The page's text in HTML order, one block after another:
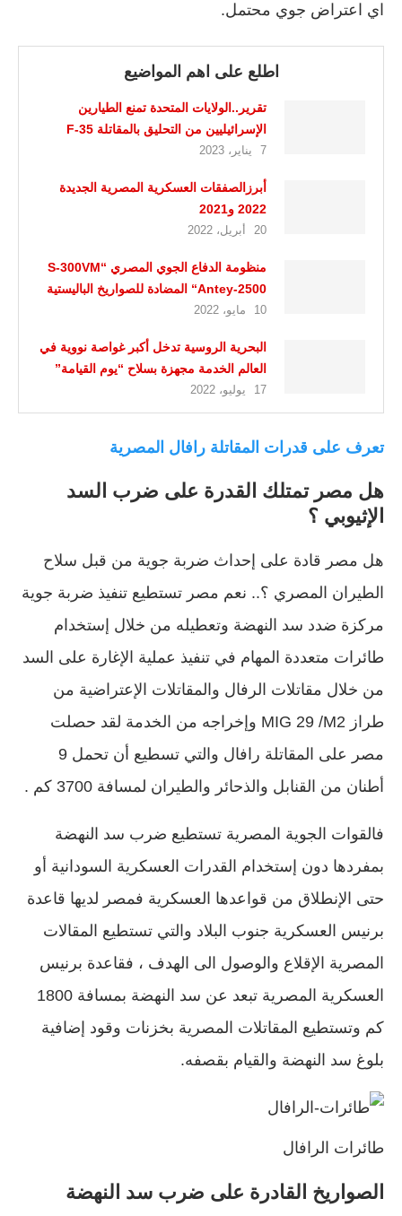
اي اعتراض جوي محتمل.
اطلع على اهم المواضيع
تقرير..الولايات المتحدة تمنع الطيارين
الإسرائيليين من التحليق بالمقاتلة F-35
7 يناير، 2023
أبرزالصفقات العسكرية المصرية الجديدة
2022 و2021
20 أبريل، 2022
منظومة الدفاع الجوي المصري “S-300VM
“Antey-2500 المضادة للصواريخ الباليستية
10 مايو، 2022
البحرية الروسية تدخل أكبر غواصة نووية في
العالم الخدمة مجهزة بسلاح “يوم القيامة”
17 يوليو، 2022
تعرف على قدرات المقاتلة رافال المصرية
هل مصر تمتلك القدرة على ضرب السد
الإثيوبي ؟
هل مصر قادة على إحداث ضربة جوية من قبل سلاح
الطيران المصري ؟.. نعم مصر تستطيع تنفيذ ضربة جوية
مركزة ضدد سد النهضة وتعطيله من خلال إستخدام
طائرات متعددة المهام في تنفيذ عملية الإغارة على السد
من خلال مقاتلات الرفال والمقاتلات الإعتراضية من
طراز MIG 29 /M2 وإخراجه من الخدمة لقد حصلت
مصر على المقاتلة رافال والتي تسطيع أن تحمل 9
أطنان من القنابل والذحائر والطيران لمسافة 3700 كم .
فالقوات الجوية المصرية تستطيع ضرب سد النهضة
بمفردها دون إستخدام القدرات العسكرية السودانية أو
حتى الإنطلاق من قواعدها العسكرية فمصر لديها قاعدة
برنيس العسكرية جنوب البلاد والتي تستطيع المقالات
المصرية الإقلاع والوصول الى الهدف ، فقاعدة برنيس
العسكرية المصرية تبعد عن سد النهضة بمسافة 1800
كم وتستطيع المقاتلات المصرية بخزنات وقود إضافية
بلوغ سد النهضة والقيام بقصفه.
طائرات الرافال
الصواريخ القادرة على ضرب سد النهضة